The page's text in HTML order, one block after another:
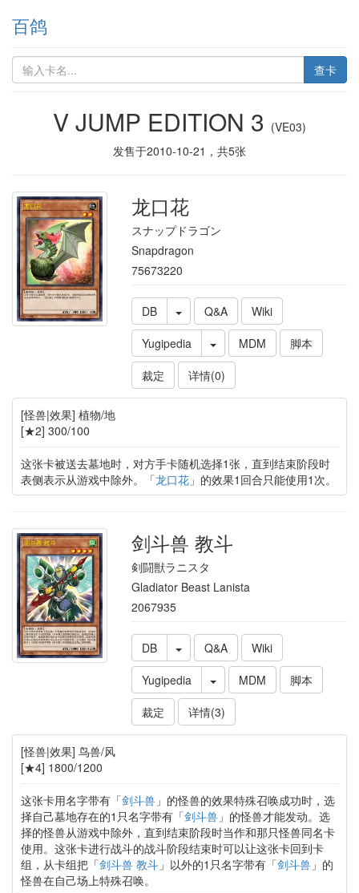
百鸽
查卡
V JUMP EDITION 3 (VE03)
发售于2010-10-21 ，共5张
龙口花
スナップドラゴン
Snapdragon
75673220
DB Q&A
Wiki
Yugipedia
MDM
脚本
裁定
详情(0)
[怪兽|效果] 植物/地
[★2] 300/100
这张卡被送去墓地时，对方手卡随机选择1张，直到结束阶段时
表侧表示从游戏中除外。「龙口花」的效果1回合只能使用1次。
剑斗兽 教斗
剣闘獣ラニスタ
Gladiator Beast Lanista
2067935
DB Q&A
Wiki
Yugipedia
MDM
脚本
裁定
详情(3)
[怪兽|效果] 鸟兽/风
[★4] 1800/1200
这张卡用名字带有「剑斗兽」的怪兽的效果特殊召唤成功时，选
择自己墓地存在的1只名字带有「剑斗兽」的怪兽才能发动。选
择的怪兽从游戏中除外，直到结束阶段时当作和那只怪兽同名卡
使用。这张卡进行战斗的战斗阶段结束时可以让这张卡回到卡
组，从卡组把「剑斗兽 教斗」以外的1只名字带有「剑斗兽」的
怪兽在自己场上特殊召唤。